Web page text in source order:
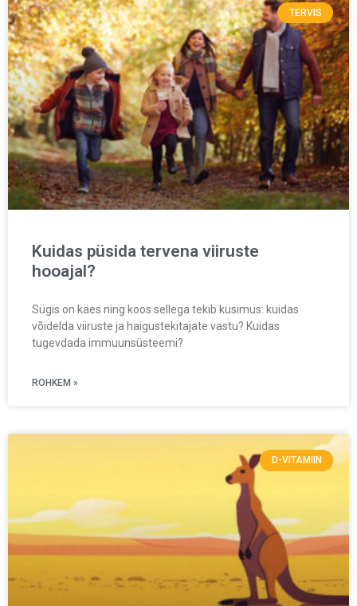
TERVIS
Kuidas püsida tervena viiruste
hooajal?
Sügis on käes ning koos sellega tekib küsimus: kuidas
võidelda viiruste ja haigustekitajate vastu? Kuidas
tugevdada immuunsüsteemi?
ROHKEM »
D-VITAMIIN